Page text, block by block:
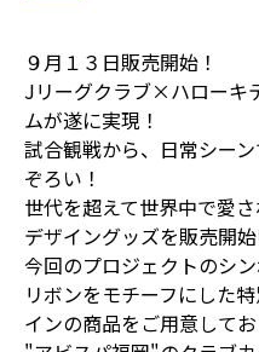
９月１３日販売開始！
Jリーグクラブ×ハローキ
ムが遂に実現！
試合観戦から、日常シー
ぞろい！
世代を超えて世界中で愛
デザイングッズを販売開始
今回のプロジェクトのシ
リボンをモチーフにした
インの商品をご用意してお